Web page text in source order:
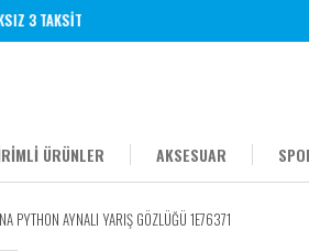
3 TAKSİT
ÜRÜNLER AKSESUAR
PYTHON AYNALI YARIŞ GÖZLÜĞÜ 1E76371